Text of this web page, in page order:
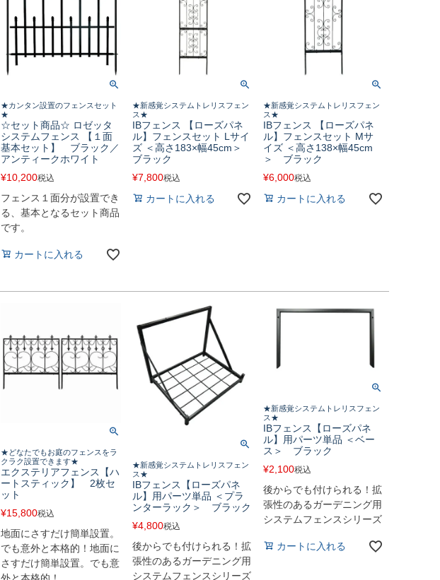
★カンタン設置のフェンスセット
★
☆セット商品☆ ロゼッタ
システムフェンス 【１面
基本セット】 ブラック／
アンティークホワイト
¥10,200税込
フェンス１面分が設置でき
る、基本となるセット商品
です。
カートに入れる
★新感覚システムトレリスフェン
ス★
IBフェンス 【ローズパネ
ル】フェンスセット Lサイ
ズ ＜高さ183×幅45cm＞
ブラック
¥7,800税込
カートに入れる
★新感覚システムトレリスフェン
ス★
IBフェンス 【ローズパネ
ル】フェンスセット Мサ
イズ ＜高さ138×幅45cm
＞ ブラック
¥6,000税込
カートに入れる
★どなたでもお庭のフェンスをラ
クラク設置できます★
エクステリアフェンス【ハ
ートスティック】 2枚セ
ット
¥15,800税込
地面にさすだけ簡単設置。
でも意外と本格的！地面に
さすだけ簡単設置。でも意
外と本格的！
★新感覚システムトレリスフェン
ス★
IBフェンス【ローズパネ
ル】用パーツ単品 ＜プラ
ンターラック＞ ブラック
¥4,800税込
後からでも付けられる！拡
張性のあるガーデニング用
システムフェンスシリーズ
★新感覚システムトレリスフェン
ス★
IBフェンス【ローズパネ
ル】用パーツ単品 ＜ベー
ス＞ ブラック
¥2,100税込
後からでも付けられる！拡
張性のあるガーデニング用
システムフェンスシリーズ
カートに入れる